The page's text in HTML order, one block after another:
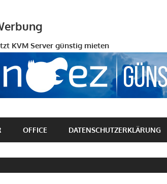
KVM Server günstig mieten
OFFICE DATENSCHUTZERKLÄRUNG